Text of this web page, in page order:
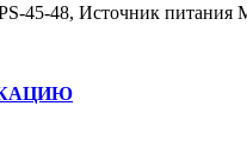
45-48, Источник питания